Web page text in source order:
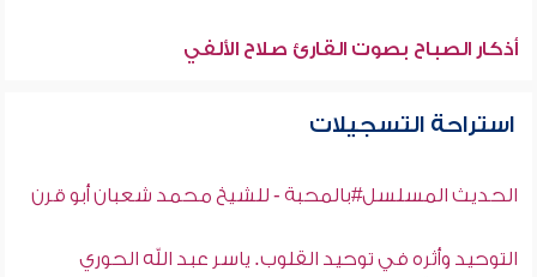
أذكار الصباح بصوت القارئ صلاح الألفي
استراحة التسجيلات
الحديث المسلسل#بالمحبة - للشيخ محمد شعبان أبو قرن
التوحيد وأثره في توحيد القلوب. ياسر عبد الله الحوري